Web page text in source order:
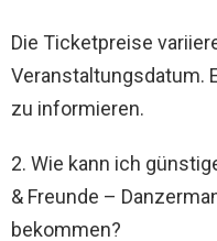
Die Ticketpreise
Veranstaltungsdatum.
zu informieren.
2. Wie kann ich
& Freunde –
bekommen?